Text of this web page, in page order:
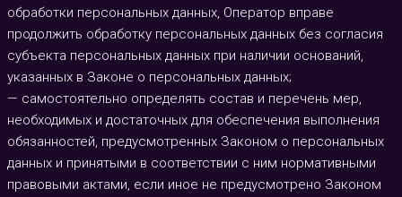
обработки персональных данных, Оператор вправе
продолжить обработку персональных данных без согласия
субъекта персональных данных при наличии оснований,
указанных в Законе о персональных данных;
— самостоятельно определять состав и перечень мер,
необходимых и достаточных для обеспечения выполнения
обязанностей, предусмотренных Законом о персональных
данных и принятыми в соответствии с ним нормативными
правовыми актами, если иное не предусмотрено Законом